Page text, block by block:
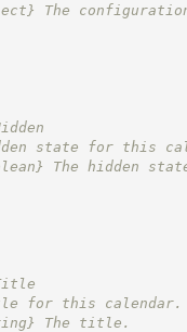
The
state for this
The hidden
for this calendar.
The title.